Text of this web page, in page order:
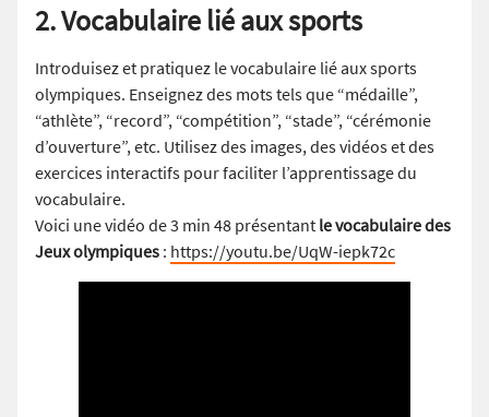
2. Vocabulaire lié aux sports
Introduisez et pratiquez le vocabulaire lié aux sports
olympiques. Enseignez des mots tels que “médaille”,
“athlète”, “record”, “compétition”, “stade”, “cérémonie
d’ouverture”, etc. Utilisez des images, des vidéos et des
exercices interactifs pour faciliter l’apprentissage du
vocabulaire.
Voici une vidéo de 3 min 48 présentant le vocabulaire des
Jeux olympiques : https://youtu.be/UqW-iepk72c